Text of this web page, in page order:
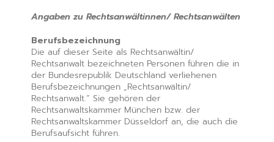
Angaben zu Rechtsanwältinnen/ Rechtsanwälten
Berufsbezeichnung
Die auf dieser Seite als Rechtsanwältin/
Rechtsanwalt bezeichneten Personen führen die in
der Bundesrepublik Deutschland verliehenen
Berufsbezeichnungen „Rechtsanwältin/
Rechtsanwalt.“ Sie gehören der
Rechtsanwaltskammer München bzw. der
Rechtsanwaltskammer Düsseldorf an, die auch die
Berufsaufsicht führen.